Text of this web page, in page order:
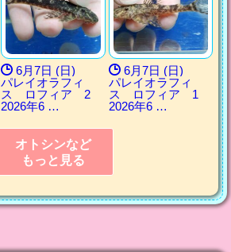
6月7日 (日)
パレイオラフィ
ス ロフィア 2
2026年6 …
6月7日 (日)
パレイオラフィ
ス ロフィア 1
2026年6 …
オトシンなど
もっと見る